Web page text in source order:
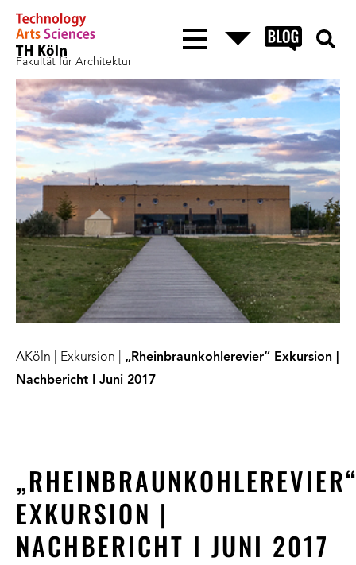
Fakultät für Architektur
AKöln Exkursion
„Rheinbraunkohlerevier“ Exkursion |
Nachbericht I Juni 2017
EXKURSION |
NACHBERICHT I JUNI 2017